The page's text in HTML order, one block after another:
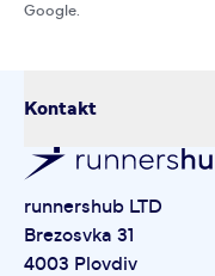
Google.
Kontakt
runnershub LTD
Brezosvka 31
4003 Plovdiv